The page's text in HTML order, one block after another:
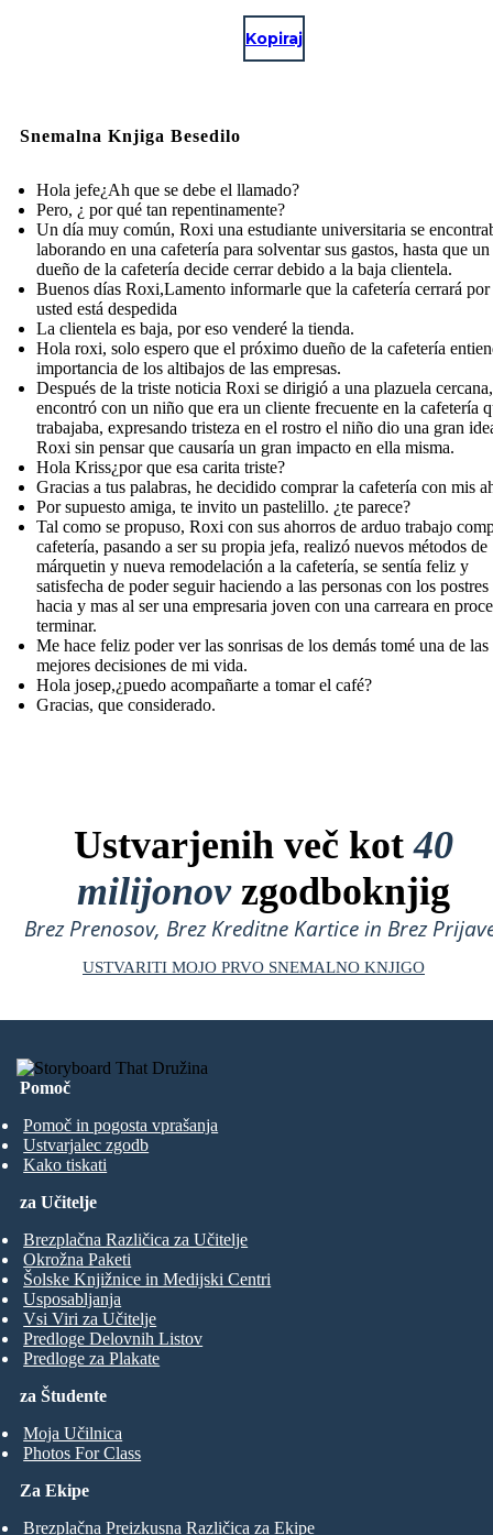
Kopiraj
Snemalna Knjiga Besedilo
Hola jefe¿Ah que se debe el llamado?
Pero, ¿ por qué tan repentinamente?
Un día muy común, Roxi una estudiante universitaria se
laborando en una cafetería para solventar sus gastos, hasta que
dueño de la cafetería decide cerrar debido a la baja clientela.
Buenos días Roxi,Lamento informarle que la cafetería cerrará por
usted está despedida
La clientela es baja, por eso venderé la tienda.
Hola roxi, solo espero que el próximo dueño de la cafetería
importancia de los altibajos de las empresas.
Después de la triste noticia Roxi se dirigió a una plazuela
encontró con un niño que era un cliente frecuente en la cafetería
trabajaba, expresando tristeza en el rostro el niño dio una gran
Roxi sin pensar que causaría un gran impacto en ella misma.
Hola Kriss¿por que esa carita triste?
Gracias a tus palabras, he decidido comprar la cafetería con mis
Por supuesto amiga, te invito un pastelillo. ¿te parece?
Tal como se propuso, Roxi con sus ahorros de arduo trabajo
cafetería, pasando a ser su propia jefa, realizó nuevos métodos de
márquetin y nueva remodelación a la cafetería, se sentía feliz y
satisfecha de poder seguir haciendo a las personas con los postres
hacia y mas al ser una empresaria joven con una carreara en
terminar.
Me hace feliz poder ver las sonrisas de los demás tomé una de las
mejores decisiones de mi vida.
Hola josep,¿puedo acompañarte a tomar el café?
Gracias, que considerado.
Ustvarjenih več kot40
milijonovzgodboknjig
Brez Prenosov, Brez Kreditne Kartice in Brez
USTVARITI MOJO PRVO SNEMALNO KNJIGO
Pomoč
Pomoč in pogosta vprašanja
Ustvarjalec zgodb
Kako tiskati
za Študente
Moja Učilnica
Photos For Class
za Učitelje
Brezplačna Različica za Učitelje
Okrožna Paketi
Šolske Knjižnice in Medijski Centri
Usposabljanja
Vsi Viri za Učitelje
Predloge Delovnih Listov
Predloge za Plakate
Za Ekipe
Brezplačna Preizkusna Različica za Ekipe